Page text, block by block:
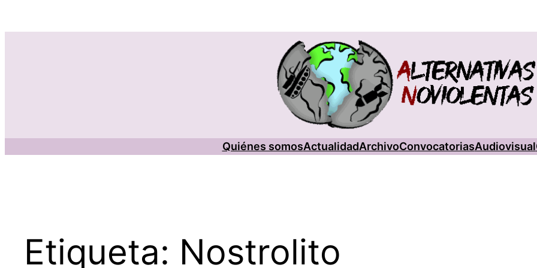
al
Quiénes somosActualidadArchivoConvocatoriasAudiovisual
Etiqueta: Nostrolito